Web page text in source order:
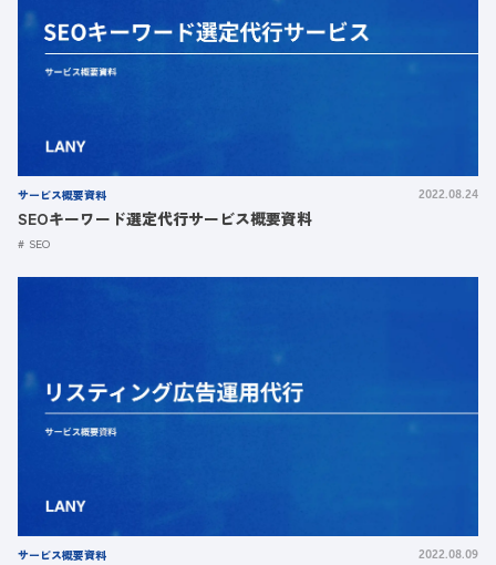
サービス概要資料 2022.08.24
SEOキーワード選定代行サービス概要資料
SEO
サービス概要資料 2022.08.09